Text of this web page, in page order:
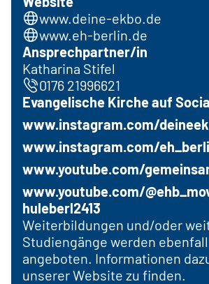
www.deine-ekbo.de
www.eh-berlin.de
Ansprechpartner/in
Katharina Stifel
0176 21996621
Evangelische Kirche auf
www.instagram.com/
www.instagram.com/
www.youtube.com/
www.youtube.com/
huleberl2413
Weiterbildungen und/oder
Studiengänge werden
angeboten. Informationen
unserer Website zu finden.